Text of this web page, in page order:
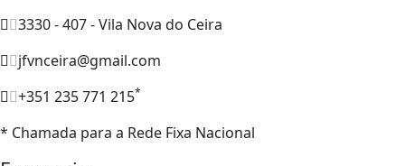
3330 - 407 - Vila Nova do Ceira
jfvnceira@gmail.com
+351 235 771 215*
* Chamada para a Rede Fixa Nacional